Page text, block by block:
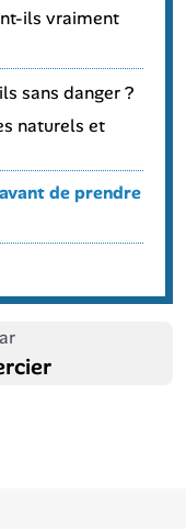
ils vraiment
sans danger ?
naturels et
de prendre